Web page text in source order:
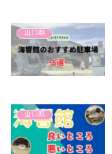
山口県
山口県